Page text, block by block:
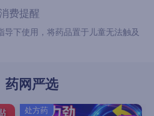
消费提醒
下使用，将药品置于儿童无法触及
药网严选
处方药